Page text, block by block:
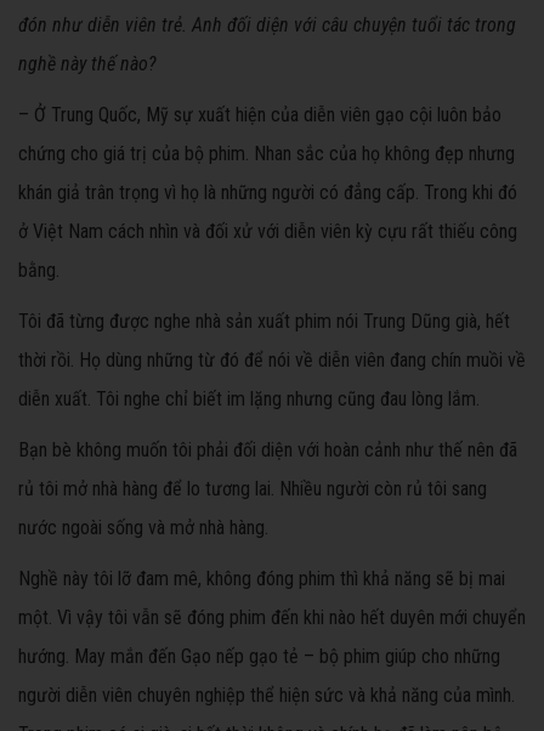
đón như diễn viên trẻ. Anh đối diện với câu chuyện tuổi tác trong
nghề này thế nào?
– Ở Trung Quốc, Mỹ sự xuất hiện của diễn viên gạo cội luôn bảo
chứng cho giá trị của bộ phim. Nhan sắc của họ không đẹp nhưng
khán giả trân trọng vì họ là những người có đẳng cấp. Trong khi đó
ở Việt Nam cách nhìn và đối xử với diễn viên kỳ cựu rất thiếu công
bằng.
Tôi đã từng được nghe nhà sản xuất phim nói Trung Dũng già, hết
thời rồi. Họ dùng những từ đó để nói về diễn viên đang chín muồi về
diễn xuất. Tôi nghe chỉ biết im lặng nhưng cũng đau lòng lắm.
Bạn bè không muốn tôi phải đối diện với hoàn cảnh như thế nên đã
rủ tôi mở nhà hàng để lo tương lai. Nhiều người còn rủ tôi sang
nước ngoài sống và mở nhà hàng.
Nghề này tôi lỡ đam mê, không đóng phim thì khả năng sẽ bị mai
một. Vì vậy tôi vẫn sẽ đóng phim đến khi nào hết duyên mới chuyển
hướng. May mắn đến Gạo nếp gạo tẻ – bộ phim giúp cho những
người diễn viên chuyên nghiệp thể hiện sức và khả năng của mình.